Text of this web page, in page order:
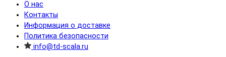
О нас
Контакты
Информация о доставке
Политика безопасности
info@td-scala.ru